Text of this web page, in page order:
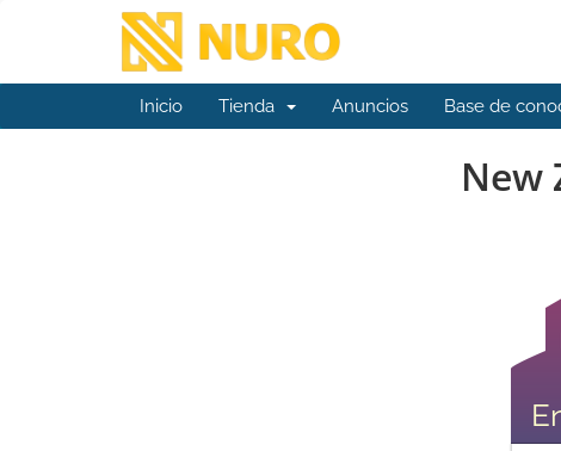
Inicio Tienda Anuncios Base de
New